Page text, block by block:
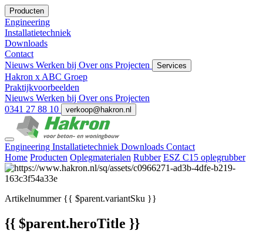
Producten
Engineering
Installatietechniek
Downloads
Contact
Nieuws Werken bij Over ons Projecten Services
Hakron x ABC Groep
Praktijkvoorbeelden
Nieuws Werken bij Over ons Projecten
0341 27 88 10
verkoop@hakron.nl
Engineering Installatietechniek Downloads Contact
Home Producten Oplegmaterialen Rubber ESZ C15 oplegrubber
Artikelnummer{{ $parent.variantSku }}
{{ $parent.heroTitle }}